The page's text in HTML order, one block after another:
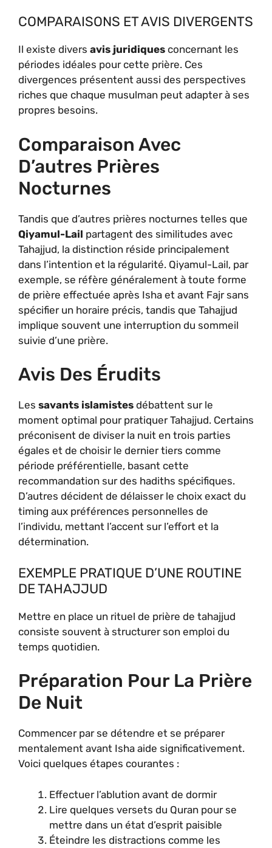
COMPARAISONS ET AVIS DIVERGENTS
Il existe divers avis juridiques concernant les
périodes idéales pour cette prière. Ces
divergences présentent aussi des perspectives
riches que chaque musulman peut adapter à ses
propres besoins.
Comparaison Avec
D’autres Prières
Nocturnes
Tandis que d’autres prières nocturnes telles que
Qiyamul-Lail partagent des similitudes avec
Tahajjud, la distinction réside principalement
dans l’intention et la régularité. Qiyamul-Lail, par
exemple, se réfère généralement à toute forme
de prière effectuée après Isha et avant Fajr sans
spécifier un horaire précis, tandis que Tahajjud
implique souvent une interruption du sommeil
suivie d’une prière.
Avis Des Érudits
Les savants islamistes débattent sur le
moment optimal pour pratiquer Tahajjud. Certains
préconisent de diviser la nuit en trois parties
égales et de choisir le dernier tiers comme
période préférentielle, basant cette
recommandation sur des hadiths spécifiques.
D’autres décident de délaisser le choix exact du
timing aux préférences personnelles de
l’individu, mettant l’accent sur l’effort et la
détermination.
EXEMPLE PRATIQUE D’UNE ROUTINE
DE TAHAJJUD
Mettre en place un rituel de prière de tahajjud
consiste souvent à structurer son emploi du
temps quotidien.
Préparation Pour La Prière
De Nuit
Commencer par se détendre et se préparer
mentalement avant Isha aide significativement.
Voici quelques étapes courantes :
Effectuer l’ablution avant de dormir
Lire quelques versets du Quran pour se
mettre dans un état d’esprit paisible
Éteindre les distractions comme les